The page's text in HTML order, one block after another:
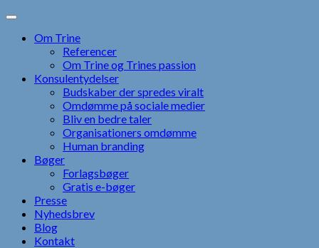
Skip
contentOm Trine
Referencer
Om Trine og Trines passion
Konsulentydelser
Budskaber der spredes viralt
Omdømme på sociale medier
Bliv en bedre taler
Organisationers omdømme
Human branding
Bøger
Forlagsbøger
Gratis e-bøger
Presse
Nyhedsbrev
Blog
Kontakt